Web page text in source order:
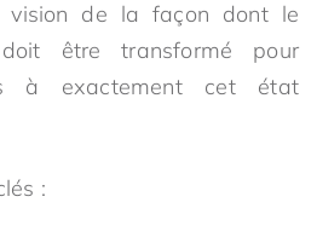
vision de la façon dont le
être transformé pour
à exactement cet état
: